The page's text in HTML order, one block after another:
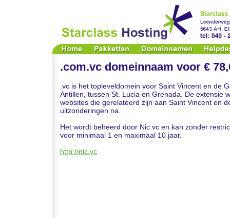
.com.vc domeinnaam voor €
.vc is het topleveldomein voor Saint Vincent en de
Antillen, tussen St. Lucia en Grenada. De extensie
websites die gerelateerd zijn aan Saint Vincent en
uitzonderingen na.
Het wordt beheerd door Nic.vc en kan zonder
voor minimaal 1 en maximaal 10 jaar.
http://nic.vc